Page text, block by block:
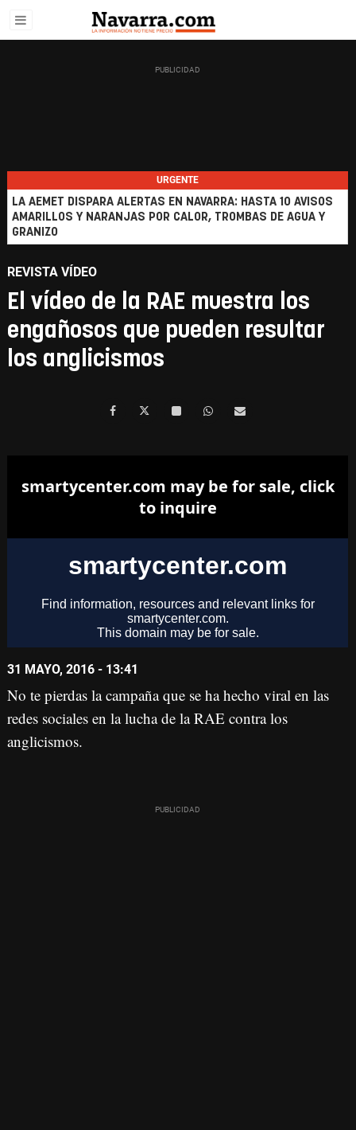
URGENTE
LA AEMET DISPARA ALERTAS EN NAVARRA: HASTA 10 AVISOS
AMARILLOS Y NARANJAS POR CALOR, TROMBAS DE AGUA Y
GRANIZO
REVISTA VÍDEO
El vídeo de la RAE muestra los
engañosos que pueden resultar
los anglicismos
31 MAYO, 2016 - 13:41
No te pierdas la campaña que se ha hecho viral en las
redes sociales en la lucha de la RAE contra los
anglicismos.